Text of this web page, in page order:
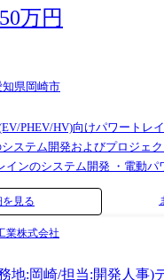
としつつ、電子ビームの制御
り、電気エンジニアとソフト
【変更の範囲】会社の定める業務 ●
々は在宅勤務と出社勤務、ハ
ことも可能です。 那珂地区マ
も拠点がございます。実際に
る場合は、国内外に顧客先が
しております。 ソフトウェア
は、一時的に実際の製造拠点
学んで頂くことを想定してお
拠点は決定したいと思っておりま
万円
知県岡崎市
PHEV/HV)向けパワートレ
ステム開発およびプロジェ
インのシステム開発 ・電動
レインのアライアンス推進 <入社後の担当
に、以下のいずれかの業務か
トレインのシステム開発の実
能から各コンポーネント(電
ド/ソフトへ性能/機能の割付
を見る
業株式会社
地:岡崎/担当:開発人事)